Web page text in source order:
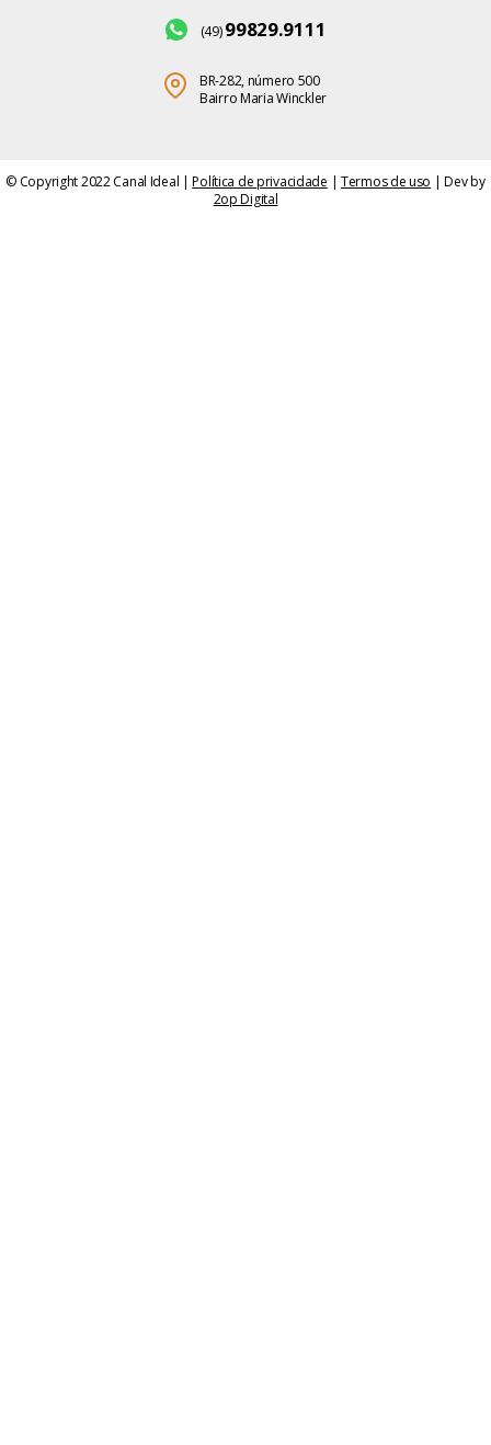
(49)99829.9111
BR-282, número 500
Bairro Maria Winckler
© Copyright 2022 Canal Ideal |Política de privacidade | Termos de uso | Dev by
2op Digital